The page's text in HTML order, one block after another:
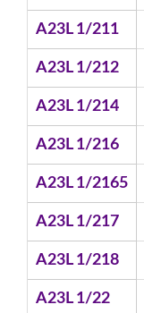
A23L 1/211
A23L 1/212
A23L 1/214
A23L 1/216
A23L 1/2165
A23L 1/217
A23L 1/218
A23L 1/22